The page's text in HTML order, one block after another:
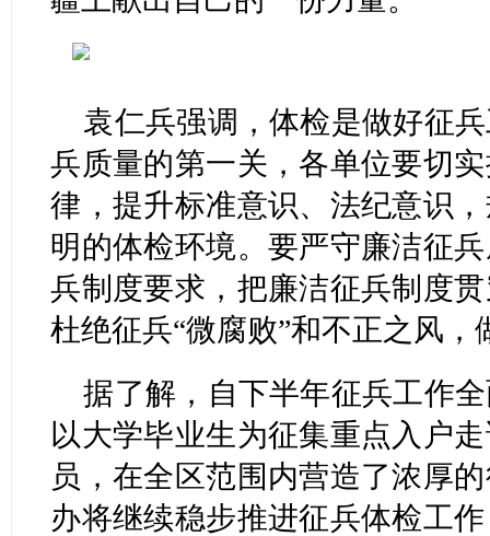
袁仁兵强调，体检是做好征
兵质量的第一关，各单位要切
律，提升标准意识、法纪意识
明的体检环境。要严守廉洁征
兵制度要求，把廉洁征兵制度
杜绝征兵“微腐败”和不正之风
据了解，自下半年征兵工作
以大学毕业生为征集重点入户
员，在全区范围内营造了浓厚
办将继续稳步推进征兵体检工